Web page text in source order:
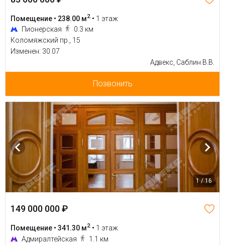
Помещение • 238.00 м2 • 1 этаж
Пионерская
0.3 км
Коломяжский пр., 15
Изменен: 30.07
Адвекс, Саблин В.В.
Позвонить
1 / 16
149 000 000 ₽
Помещение • 341.30 м2 • 1 этаж
Адмиралтейская
1.1 км